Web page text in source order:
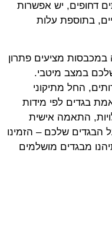
דחופים, יש אפשרות
בתוספת עלות
במכבסות מציעים פתרון
במצב מיטבי.
החל מתיקוני
בגדים לפי מידות
התאמה אישית
הבגדים שלכם – הזמינו
מבגדים מושלמים